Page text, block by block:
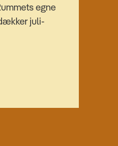
egne
juli-